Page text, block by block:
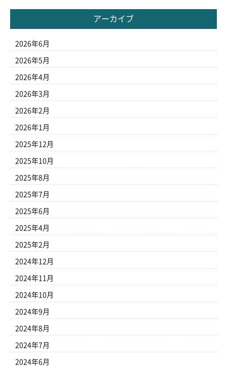
アーカイブ
2026年6月
2026年5月
2026年4月
2026年3月
2026年2月
2026年1月
2025年12月
2025年10月
2025年8月
2025年7月
2025年6月
2025年4月
2025年2月
2024年12月
2024年11月
2024年10月
2024年9月
2024年8月
2024年7月
2024年6月